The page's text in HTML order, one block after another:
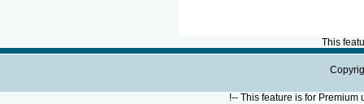
This
!--This feature is for Premium